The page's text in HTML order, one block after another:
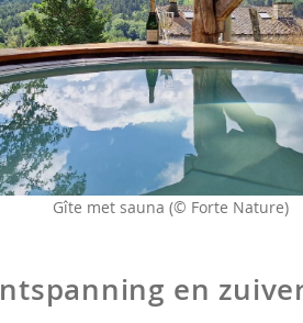
Gîte met sauna (© Forte Nature)
en